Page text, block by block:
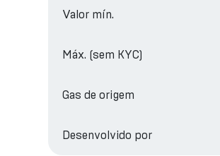
Valor mín.
Máx. (sem KYC)
Gas de origem
Desenvolvido por